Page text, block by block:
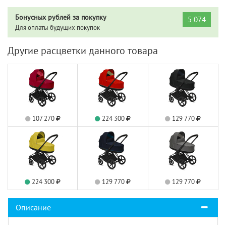
Бонусных рублей за покупку
Для оплаты будущих покупок
5 074
Другие расцветки данного товара
107 270 224 300 129 770
224 300 129 770 129 770
Описание